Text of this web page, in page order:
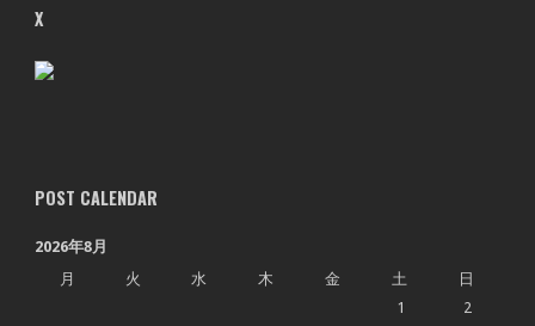
X
POST CALENDAR
2026年8月
月
火 水 木 金 土
日
1
2